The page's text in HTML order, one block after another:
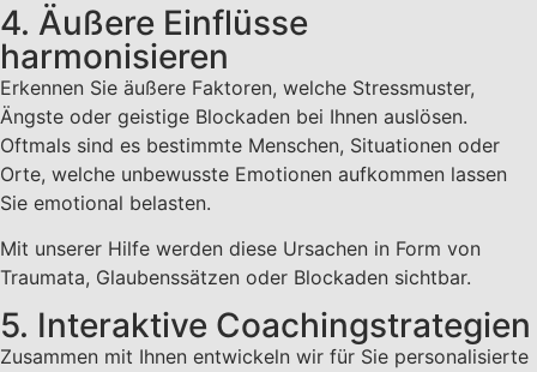
4. Äußere Einflüsse
harmonisieren
Erkennen Sie äußere Faktoren, welche Stressmuster,
Ängste oder geistige Blockaden bei Ihnen auslösen.
Oftmals sind es bestimmte Menschen, Situationen oder
Orte, welche unbewusste Emotionen aufkommen lassen
Sie emotional belasten.
Mit unserer Hilfe werden diese Ursachen in Form von
Traumata, Glaubenssätzen oder Blockaden sichtbar.
5. Interaktive Coachingstrategien
Zusammen mit Ihnen entwickeln wir für Sie personalisierte